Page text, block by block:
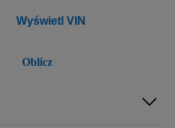
Wyświetl VIN
Oblicz